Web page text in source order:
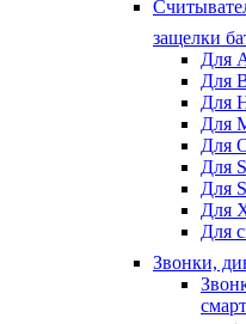
защелки
Для
Для
Для
Для
Для
Для
Для
Для
Для
Звонки,